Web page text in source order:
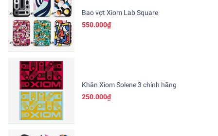
Bao vợt Xiom Lab Square
550.000₫
Khăn Xiom Solene 3 chính hãng
250.000₫